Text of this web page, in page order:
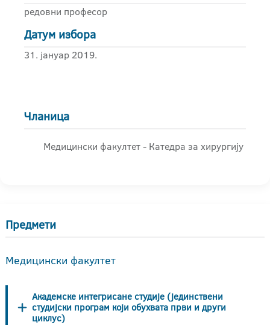
редовни професор
Датум избора
31. јануар 2019.
Чланица
Медицински факултет - Катедра за хирургију
Предмети
Медицински факултет
Академске интегрисане студије (јединствени
студијски програм који обухвата први и други
циклус)